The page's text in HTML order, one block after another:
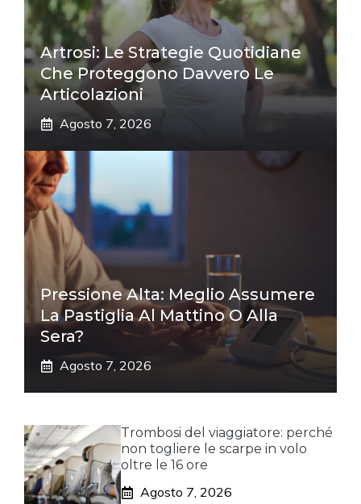
Artrosi: Le Strategie Quotidiane
Che Proteggono Davvero Le
Articolazioni
Agosto 7, 2026
Pressione Alta: Meglio Assumere
La Pastiglia Al Mattino O Alla
Sera?
Agosto 7, 2026
Trombosi del viaggiatore: perché
non togliere le scarpe in volo
oltre le 16 ore
Agosto 7, 2026